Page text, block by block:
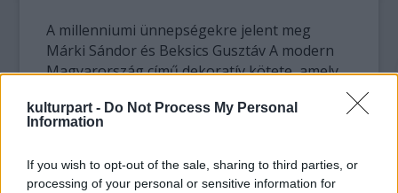
kulturpart - Do Not Process My Personal
Information
If you wish to opt-out of the sale, sharing to third parties, or
processing of your personal or sensitive information for
A millenniumi ünnepségekre jelent meg
Márki Sándor és Beksics Gusztáv A modern
Magyarország című dekoratív kötete, amely
fejlődésének állomásait. A bevezetését
Vaszary Kolos, az utószót Jókai Mór írta. Ezt a
és 140 ezer forintnál ütötték le.